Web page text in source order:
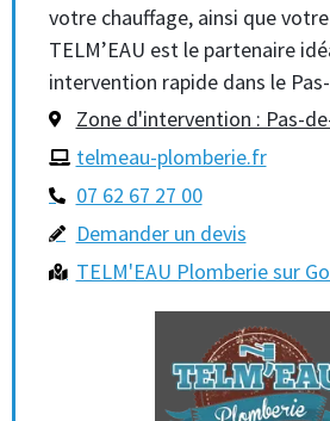
votre chauffage, ainsi que
TELM’EAU est le partenaire
intervention rapide dans le
Zone d'intervention : Pas-
telmeau-plomberie.fr
07 62 67 27 00
Demander un devis
TELM'EAU Plomberie sur